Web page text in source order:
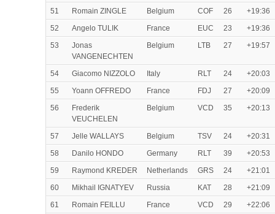
51
Romain ZINGLE Belgium COF 26
+19:36
52
Angelo TULIK France EUC 23
+19:36
53
Jonas
VANGENECHTEN
Belgium LTB 27 +19:57
54 Giacomo NIZZOLO Italy RLT 24
+20:03
55
Yoann OFFREDO France FDJ 27
+20:09
56
Frederik
VEUCHELEN
Belgium VCD 35 +20:13
57 Jelle WALLAYS Belgium TSV 24
+20:31
58
Danilo HONDO Germany RLT 39
+20:53
59
Raymond KREDER Netherlands GRS 24
+21:01
60
Mikhail IGNATYEV Russia KAT 28
+21:09
61
Romain FEILLU France VCD 29
+22:06